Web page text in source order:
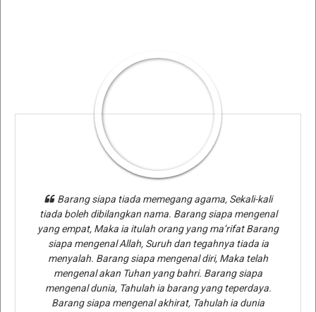
Barang siapa tiada memegang agama, Sekali-kali
tiada boleh dibilangkan nama. Barang siapa mengenal
yang empat, Maka ia itulah orang yang ma’rifat Barang
siapa mengenal Allah, Suruh dan tegahnya tiada ia
menyalah. Barang siapa mengenal diri, Maka telah
mengenal akan Tuhan yang bahri. Barang siapa
mengenal dunia, Tahulah ia barang yang teperdaya.
Barang siapa mengenal akhirat, Tahulah ia dunia